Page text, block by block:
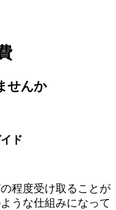
ド
程度受け取ることが
うな仕組みになって